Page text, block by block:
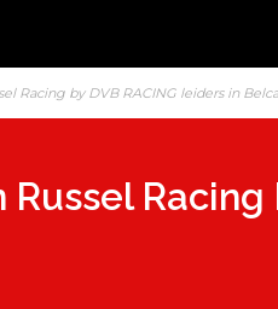
Racing by DVB RACING leiders in